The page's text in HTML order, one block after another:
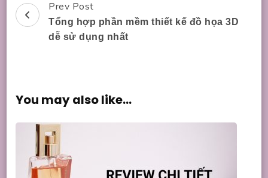
Post
Navigation
Prev Post
Tổng hợp phần mềm thiết kế đồ họa 3D
dễ sử dụng nhất
You may also like...